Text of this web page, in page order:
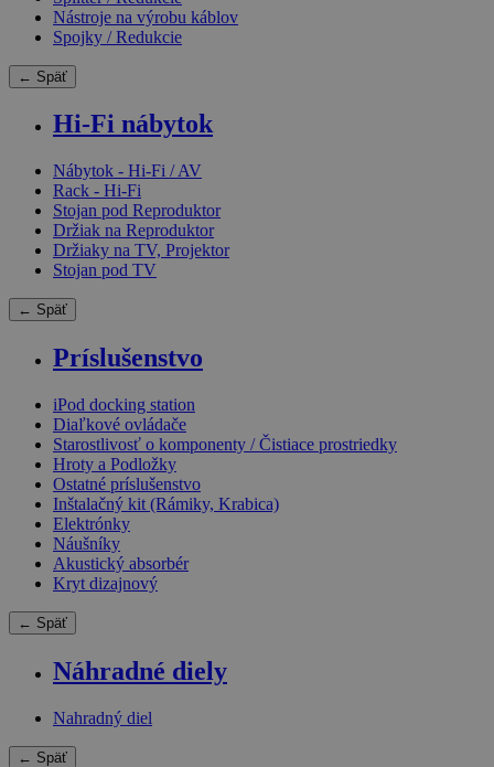
Nástroje na výrobu káblov
Spojky / Redukcie
← Späť
Hi-Fi nábytok
Nábytok - Hi-Fi / AV
Rack - Hi-Fi
Stojan pod Reproduktor
Držiak na Reproduktor
Držiaky na TV, Projektor
Stojan pod TV
← Späť
Príslušenstvo
iPod docking station
Diaľkové ovládače
Starostlivosť o komponenty / Čistiace prostriedky
Hroty a Podložky
Ostatné príslušenstvo
Inštalačný kit (Rámiky, Krabica)
Elektrónky
Náušníky
Akustický absorbér
Kryt dizajnový
← Späť
Náhradné diely
Nahradný diel
← Späť